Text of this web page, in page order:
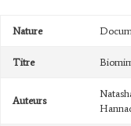
Nature
Titre
Auteurs